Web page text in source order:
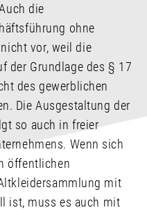
die
ohne
vor, weil die
der Grundlage des § 17
des gewerblichen
Die Ausgestaltung der
so auch in freier
Wenn sich
öffentlichen
mit
ist, muss es auch mit